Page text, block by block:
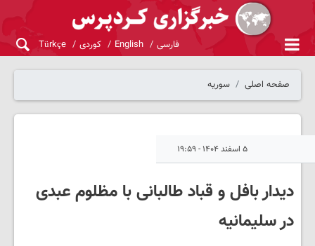
فارسی English کوردی Türkçe
صفحه اصلی سوریه
۵ اسفند ۱۴۰۴ - ۱۹:۵۹
دیدار بافل و قباد طالبانی با مظلوم عبدی
در سلیمانیه